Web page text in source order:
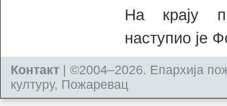
На крају
наступио је
Контакт | ©2004–2026. Епархија
културу, Пожаревац